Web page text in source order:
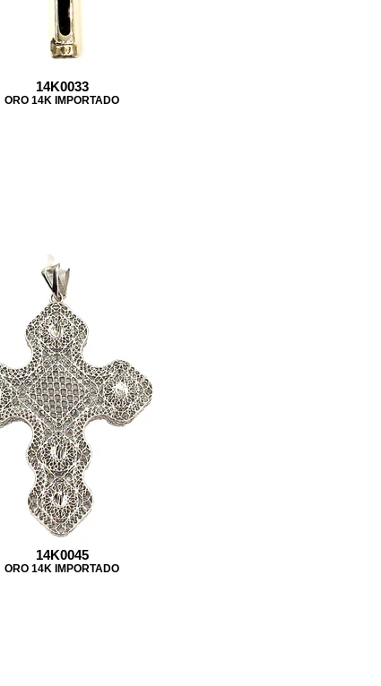
14K0033
ORO 14K IMPORTADO
14K0045
ORO 14K IMPORTADO